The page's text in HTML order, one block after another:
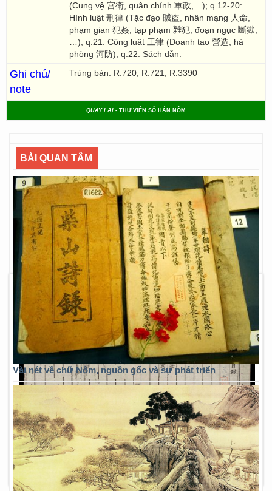
(Cung vệ 宫衛, quân chính 軍政,…); q.12-20:
Hình luật 刑律 (Tặc đạo 賊盗, nhân mạng 人命,
phạm gian 犯姦, tạp phạm 雜犯, đoạn ngục 斷獄,
…); q.21: Công luật 工律 (Doanh tạo 營造, hà
phòng 河防); q.22: Sách dẫn.
Ghi chú/
note
Trùng bản: R.720, R.721, R.3390
QUAY LẠI - THƯ VIỆN SỐ HÁN NÔM
BÀI QUAN TÂM
Vài nét về chữ Nôm, nguồn gốc và sự phát triển